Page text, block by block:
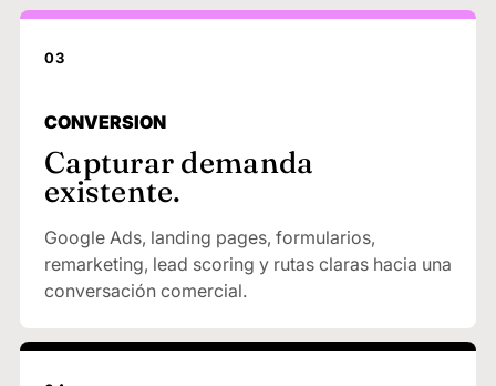
03
CONVERSION
Capturar demanda
existente.
Google Ads, landing pages, formularios,
remarketing, lead scoring y rutas claras hacia una
conversación comercial.